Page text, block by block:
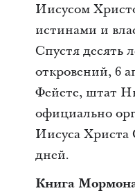
Иисусом
истинами и
Спустя десять
откровений, 6
Фейете, штат
официально
Иисуса Христа
дней.
Книга